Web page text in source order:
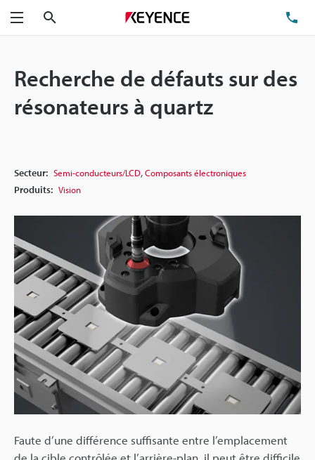
Menu
Recherche de défauts sur des
résonateurs à quartz
Secteur: Semi-conducteurs/LCD,Composants électroniques
Produits: Vision
Faute d’une différence suffisante entre l’emplacement